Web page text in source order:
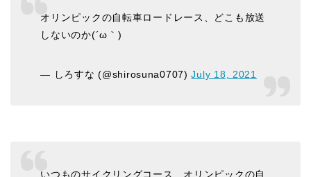
オリンピックの自転車ロードレース、どこも放送
しないのか(´ω｀)
— しろすな (@shirosuna0707)July 18, 2021
いつものサイクリングコース、オリンピックの自